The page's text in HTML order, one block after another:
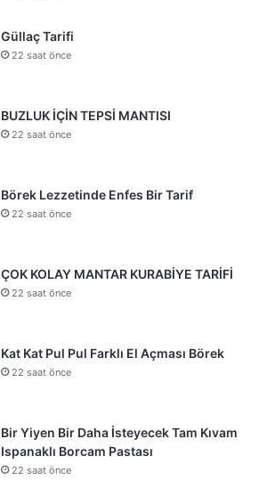
Güllaç Tarifi
22 saat önce
BUZLUK İÇİN TEPSİ MANTISI
22 saat önce
Börek Lezzetinde Enfes Bir Tarif
22 saat önce
ÇOK KOLAY MANTAR KURABİYE TARİFİ
22 saat önce
Kat Kat Pul Pul Farklı El Açması Börek
22 saat önce
Bir Yiyen Bir Daha İsteyecek Tam Kıvam
Ispanaklı Borcam Pastası
22 saat önce